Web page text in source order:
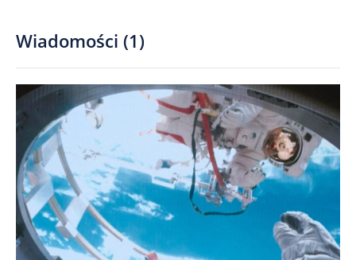
Wiadomości (1)